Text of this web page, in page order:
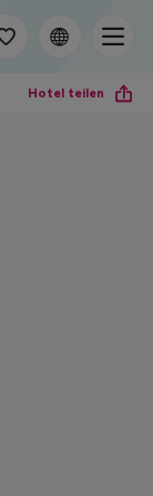
Hotel teilen